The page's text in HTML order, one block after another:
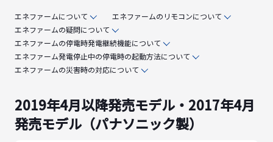
エネファームについて
エネファームのリモコンについて
エネファームの疑問について
エネファームの停電時発電継続機能について
エネファーム発電停止中の停電時の起動方法について
エネファームの災害時の対応について
2019年4月以降発売モデル・2017年4月
発売モデル（パナソニック製）